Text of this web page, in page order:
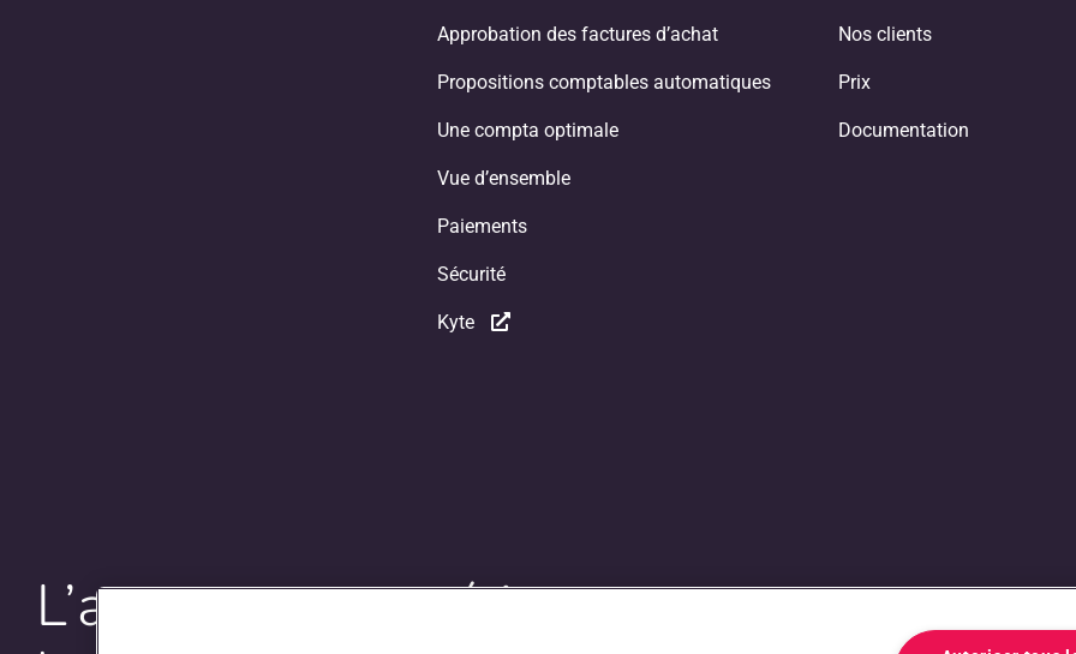
Approbation des factures d’achat
Propositions comptables automatiques
Une compta optimale
Vue d’ensemble
Paiements
Sécurité
Kyte
Nos clients
Prix
Documentation
L’autoroute numérique entre